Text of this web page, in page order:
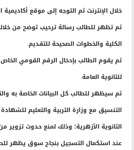
خلال الإنترنت ثم التوجه إلى موقع
ثم تظهر للطالب رسالة ترحيب توضح من
الكلية والخطوات الصحيحة للتقديم.
ثم يقوم الطالب بإدخال الرقم القومي
للثانوية العامة.
ثم سيظهر للطالب كل البيانات الخاصة به
التنسيق مع وزارة التربية والتعليم
الثانوية الأزهرية؛ وذلك لمنع حدوث تزوير
عند استكمال التسجيل بنجاح سوق يظهر